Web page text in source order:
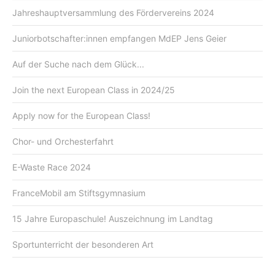
Jahreshauptversammlung des Fördervereins 2024
Juniorbotschafter:innen empfangen MdEP Jens Geier
Auf der Suche nach dem Glück...
Join the next European Class in 2024/25
Apply now for the European Class!
Chor- und Orchesterfahrt
E-Waste Race 2024
FranceMobil am Stiftsgymnasium
15 Jahre Europaschule! Auszeichnung im Landtag
Sportunterricht der besonderen Art